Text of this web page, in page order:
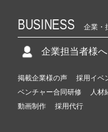
BUSINESS 企業・
企業担当者様へ
掲載企業様の声 採用イベ
ベンチャー合同研修
人材
動画制作
採用代行